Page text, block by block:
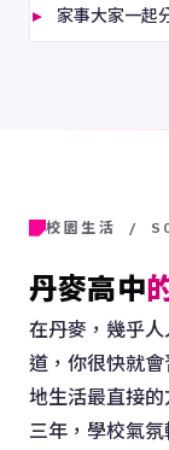
家事大家一起
校園生活 /
丹麥高中
在丹麥，幾乎
道，你很快就
地生活最直接
三年，學校氣